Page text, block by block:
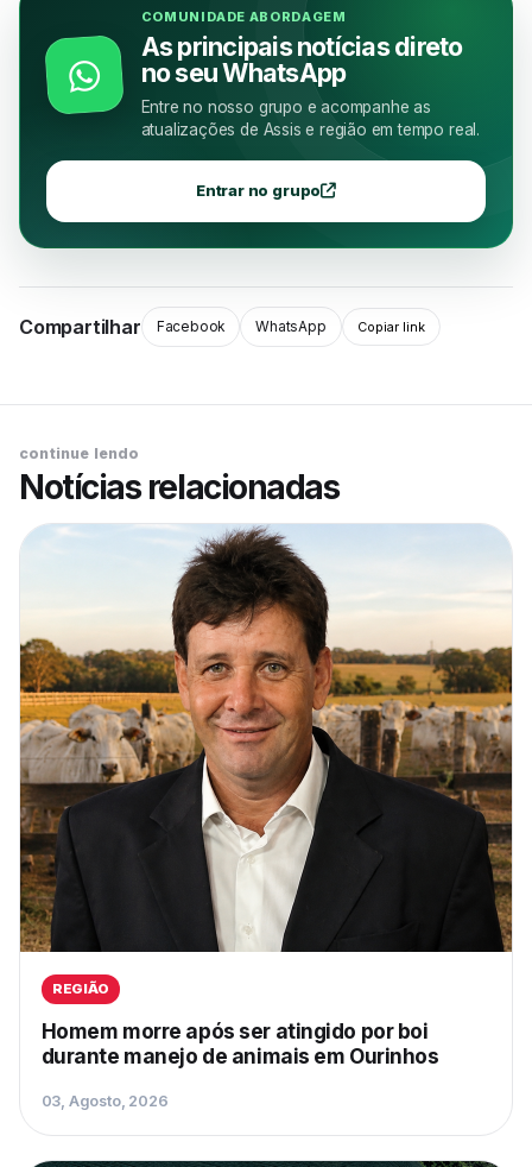
COMUNIDADE ABORDAGEM
As principais notícias direto
no seu WhatsApp
Entre no nosso grupo e acompanhe as
atualizações de Assis e região em tempo real.
Entrar no grupo
Compartilhar Facebook WhatsApp Copiar link
continue lendo
Notícias relacionadas
REGIÃO
Homem morre após ser atingido por boi
durante manejo de animais em Ourinhos
03, Agosto, 2026